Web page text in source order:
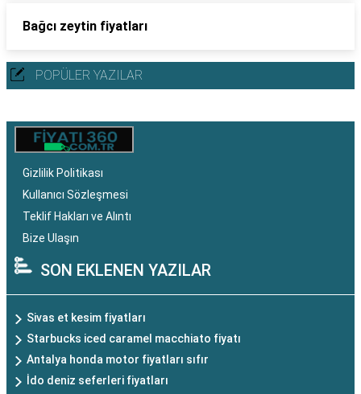
Bağcı zeytin fiyatları
POPÜLER YAZILAR
Gizlilik Politikası
Kullanıcı Sözleşmesi
Teklif Hakları ve Alıntı
Bize Ulaşın
SON EKLENEN YAZILAR
Sivas et kesim fiyatları
Starbucks iced caramel macchiato fiyatı
Antalya honda motor fiyatları sıfır
İdo deniz seferleri fiyatları